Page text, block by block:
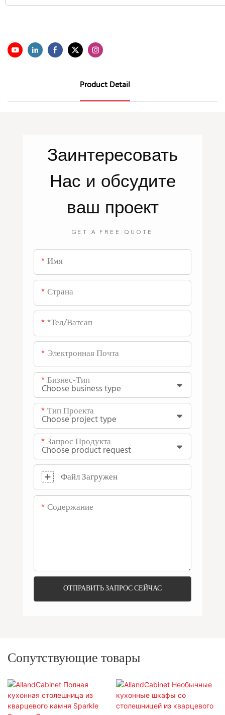
Product Detail
Заинтересовать
Нас и обсудите
ваш проект
GET A FREE QUOTE
Имя
Страна
*тел/ватсап
Электронная Почта
Бизнес-Тип
Тип Проекта
Запрос Продукта
Файл Загружен
Содержание
ОТПРАВИТЬ ЗАПРОС СЕЙЧАС
Сопутствующие товары